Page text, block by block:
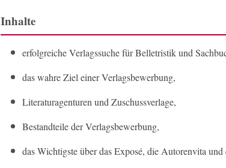
Inhalte
erfolgreiche Verlagssuche für Belletristik und
das wahre Ziel einer Verlagsbewerbung,
Literaturagenturen und Zuschussverlage,
Bestandteile der Verlagsbewerbung,
das Wichtigste über das Exposé, die Autorenvita und